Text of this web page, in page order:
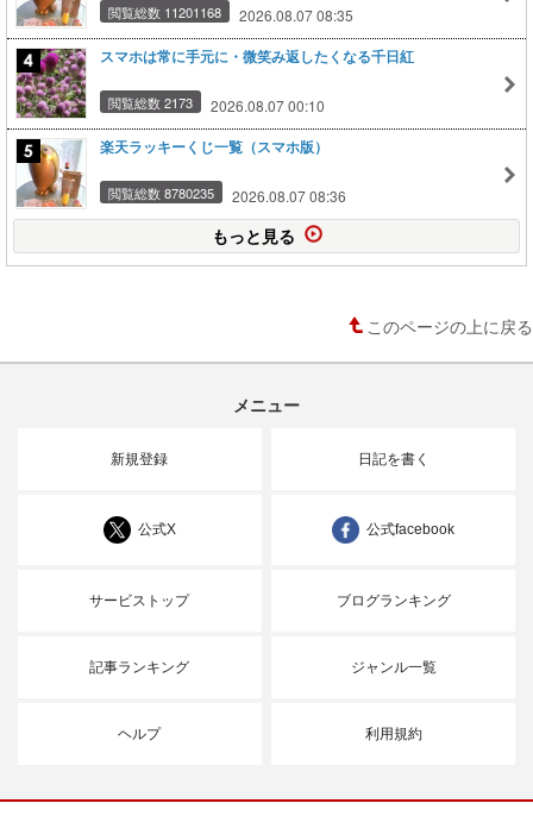
閲覧総数 11201168 2026.08.07 08:35
スマホは常に手元に・微笑み返したくなる千日紅
閲覧総数 2173 2026.08.07 00:10
楽天ラッキーくじ一覧（スマホ版）
閲覧総数 8780235 2026.08.07 08:36
もっと見る
このページの上に戻る
メニュー
新規登録 日記を書く
公式X 公式facebook
サービストップ ブログランキング
記事ランキング ジャンル一覧
ヘルプ 利用規約